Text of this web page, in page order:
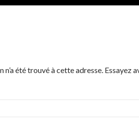
été trouvé à cette adresse. Essayez